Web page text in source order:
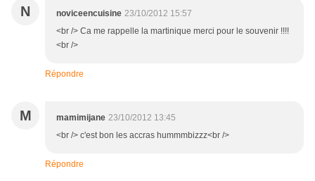
N noviceencuisine 23/10/2012 15:57
<br /> Ca me rappelle la martinique merci pour le souvenir !!!!
<br />
Répondre
M mamimijane 23/10/2012 13:45
<br /> c'est bon les accras hummmbizzz<br />
Répondre